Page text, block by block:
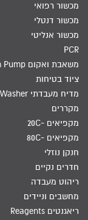
מכשור רפואי
מכשור דנטלי
מכשור אנליטי
PCR
משאבת ואקום Vacuum Pump
ציוד בטיחות
מדיח מעבדתי Lab Washer
מקררים
מקפיאים -20C
מקפיאים -80C
חנקן נוזלי
חדרים נקיים
ריהוט מעבדה
מחשבים וניידים
ריאגנטים Reagents